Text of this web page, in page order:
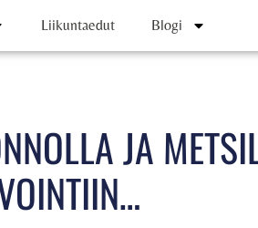
Liikuntaedut Blogi
JA